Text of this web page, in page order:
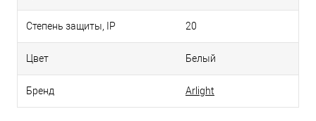
Степень защиты, IP 20
Цвет Белый
Бренд Arlight